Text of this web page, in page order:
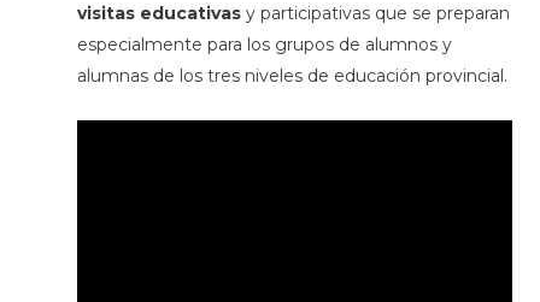
visitas educativasy participativas que se preparan
especialmente para los grupos de alumnos y
alumnas de los tres niveles de educación provincial.